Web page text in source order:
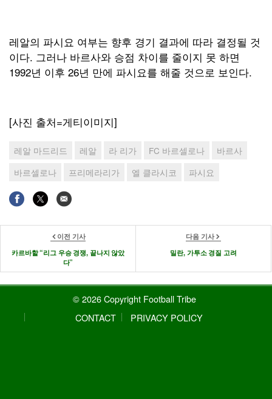
레알의 파시요 여부는 향후 경기 결과에 따라 결정될 것
이다. 그러나 바르사와 승점 차이를 줄이지 못 하면
1992년 이후 26년 만에 파시요를 해줄 것으로 보인다.
[사진 출처=게티이미지]
레알 마드리드 레알 라 리가 FC 바르셀로나
바르사
바르셀로나
프리메라리가 엘 클라시코 파시요
이전 기사
카르바할 “리그 우승 경쟁, 끝나지 않았
다”
다음 기사
밀란, 가투소 경질 고려
© 2026 Copyright Football Tribe
CONTACT
PRIVACY POLICY